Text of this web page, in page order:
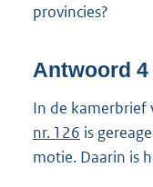
provincies?
Antwoord 4
In de kamerbrief
nr. 126 is
motie. Daarin is